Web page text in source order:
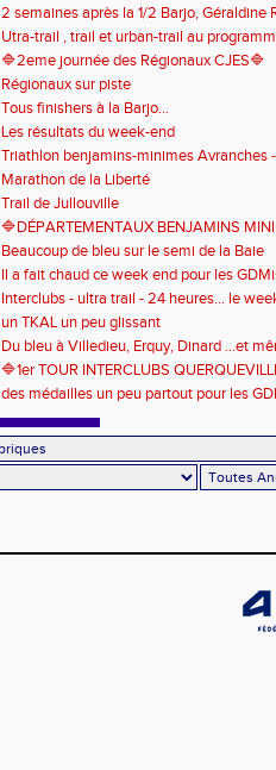
2 semaines après la 1/2 Barjo, Géraldine
marche du podium du Trail de l'Ange
Utra-trail , trail et urban-trail au
🔷️2eme journée des Régionaux CJES🔷️
Régionaux sur piste
Tous finishers à la Barjo...
Les résultats du week-end
Triathlon benjamins-minimes Avranches
Marathon de la Liberté
Trail de Jullouville
🔷DÉPARTEMENTAUX BENJAMINS
Beaucoup de bleu sur le semi de la Baie
Il a fait chaud ce week end pour les
de compétitions
Interclubs - ultra trail - 24 heures... le
riche en émotions
un TKAL un peu glissant
Du bleu à Villedieu, Erquy, Dinard ...et
🔷️1er TOUR INTERCLUBS
des médailles un peu partout pour les